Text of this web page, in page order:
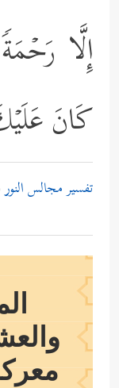
إِلَّا
كَانَ
تفسير مجالس النور